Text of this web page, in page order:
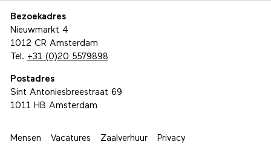
Bezoekadres
Nieuwmarkt 4
1012 CR Amsterdam
Tel. +31 (0)20 5579898
Postadres
Sint Antoniesbreestraat 69
1011 HB Amsterdam
Mensen Vacatures Zaalverhuur Privacy